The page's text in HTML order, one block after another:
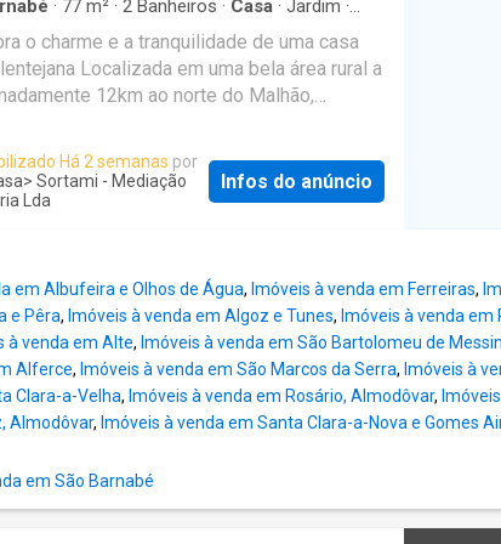
privilegiada, com envolvente natural e
sobre a paisagem alentejana
oferece o equilíbrio ideal entre
e acessibilidade, com todo o charme do
um projeto pessoal, agrícola ou
num dos locais mais autênticos do sul de
Localização Estratégica: A apenas 10
e a
· 77 m² · 2 Banheiros · Casa · Jardim ·
o charme e a tranquilidade de uma casa
Localizada em uma bela área rural a
12km ao norte do Malhão,
magníficas e a proximidade do centro
STUPA, esta propriedade oferece um estilo
calmo e conectado à natureza. A casa é
ampla garagem, duas lareiras e um
privado. Além disso, a propriedade
um terreno privado de 178.500 metros
repleto de carvalhos, uvas, laranjas,
figos e uma grande variedade de flores
O destaque desta propriedade é a
traseiras e outro na extensão da
Há 2 semanas por
> Sortami - Mediação
Lda
Infos do anúncio
em Albufeira e Olhos de Água, Imóveis à venda em Ferreiras,
e Pêra, Imóveis à venda em Algoz e Tunes, Imóveis à venda em
à venda em Alte, Imóveis à venda em São Bartolomeu de
Alferce, Imóveis à venda em São Marcos da Serra, Imóveis à
Clara-a-Velha, Imóveis à venda em Rosário, Almodôvar,
Almodôvar, Imóveis à venda em Santa Clara-a-Nova e Gomes
em São Barnabé